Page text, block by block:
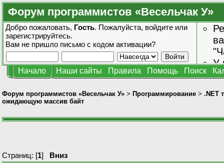
Форум программистов «Весельчак У»
Добро пожаловать, Гость. Пожалуйста, войдите или
зарегистрируйтесь.
Вам не пришло письмо с кодом активации?
У
Начало Наши сайты Правила Помощь Поиск
Форум программистов «Весельчак У» > Программирование > .NET
ожидающую массив байт
Страниц: [1] Вниз